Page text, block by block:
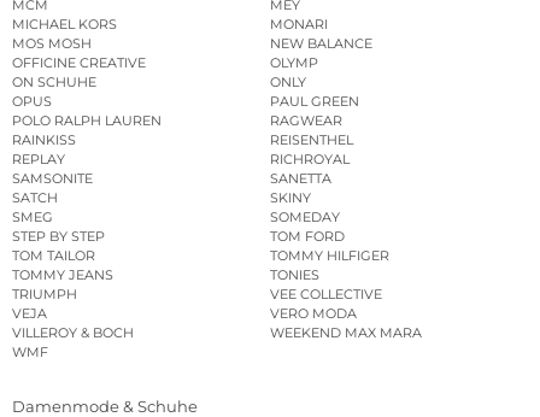
MCM
MEY
MICHAEL KORS
MONARI
MOS MOSH
NEW BALANCE
OFFICINE CREATIVE
OLYMP
ON SCHUHE
ONLY
OPUS
PAUL GREEN
POLO RALPH LAUREN
RAGWEAR
RAINKISS
REISENTHEL
REPLAY
RICHROYAL
SAMSONITE
SANETTA
SATCH
SKINY
SMEG
SOMEDAY
STEP BY STEP
TOM FORD
TOM TAILOR
TOMMY HILFIGER
TOMMY JEANS
TONIES
TRIUMPH
VEE COLLECTIVE
VEJA
VERO MODA
VILLEROY & BOCH
WEEKEND MAX MARA
WMF
Damenmode & Schuhe